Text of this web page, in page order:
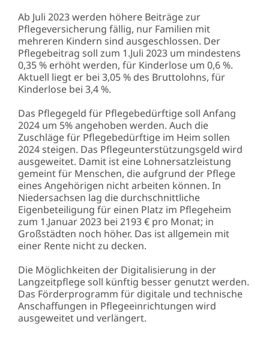
Ab Juli 2023 werden höhere Beiträge zur
Pflegeversicherung fällig, nur Familien mit
mehreren Kindern sind ausgeschlossen. Der
Pflegebeitrag soll zum 1.Juli 2023 um mindestens
0,35 % erhöht werden, für Kinderlose um 0,6 %.
Aktuell liegt er bei 3,05 % des Bruttolohns, für
Kinderlose bei 3,4 %.
Das Pflegegeld für Pflegebedürftige soll Anfang
2024 um 5% angehoben werden. Auch die
Zuschläge für Pflegebedürftige im Heim sollen
2024 steigen. Das Pflegeunterstützungsgeld wird
ausgeweitet. Damit ist eine Lohnersatzleistung
gemeint für Menschen, die aufgrund der Pflege
eines Angehörigen nicht arbeiten können. In
Niedersachsen lag die durchschnittliche
Eigenbeteiligung für einen Platz im Pflegeheim
zum 1.Januar 2023 bei 2193 € pro Monat; in
Großstädten noch höher. Das ist allgemein mit
einer Rente nicht zu decken.
Die Möglichkeiten der Digitalisierung in der
Langzeitpflege soll künftig besser genutzt werden.
Das Förderprogramm für digitale und technische
Anschaffungen in Pflegeeinrichtungen wird
ausgeweitet und verlängert.